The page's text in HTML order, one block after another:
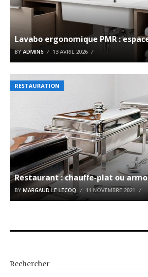
Lavabo ergonomique PMR :
BYADMIN6 13 AVRIL 2026
RESTAURATION
Restaurant : chauffe-plat ou
BY MARGAUD LE LECOQ 11 NOVEMBRE 2021
Rechercher